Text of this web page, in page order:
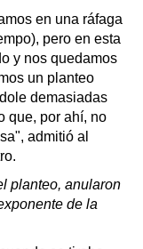
en una ráfaga
pero en esta
y nos quedamos
un planteo
demasiadas
que, por ahí, no
admitió al
planteo, anularon
de la